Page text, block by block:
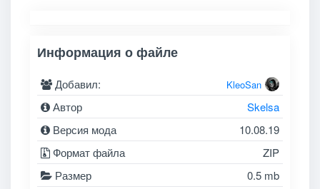
Информация о файле
Добавил: KleoSan
Автор
Skelsa
Версия мода
10.08.19
Формат файла
ZIP
Размер
0.5 mb